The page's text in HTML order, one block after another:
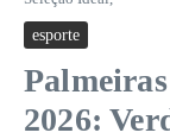
esporte
2026: